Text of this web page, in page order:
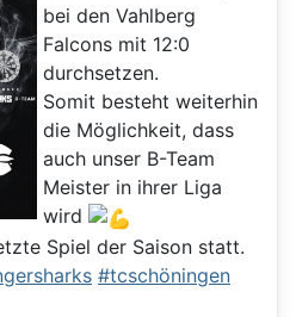
bei den Vahlberg
Falcons mit 12:0
durchsetzen.
Somit besteht weiterhin
die Möglichkeit, dass
auch unser B-Team
Meister in ihrer Liga
wird
Spiel der Saison statt.
#tcschöningen